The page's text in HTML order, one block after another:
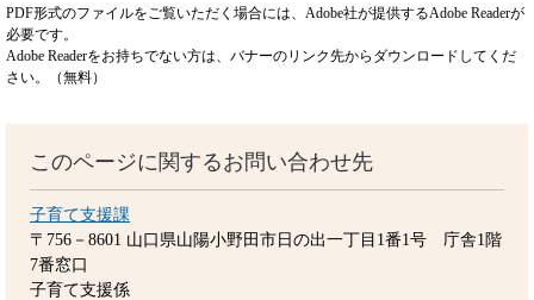
PDF形式のファイルをご覧いただく場合には、Adobe社が提供するAdobe Readerが
必要です。
Adobe Readerをお持ちでない方は、バナーのリンク先からダウンロードしてくだ
さい。（無料）
このページに関するお問い合わせ先
子育て支援課
〒756－8601 山口県山陽小野田市日の出一丁目1番1号 庁舎1階
7番窓口
子育て支援係